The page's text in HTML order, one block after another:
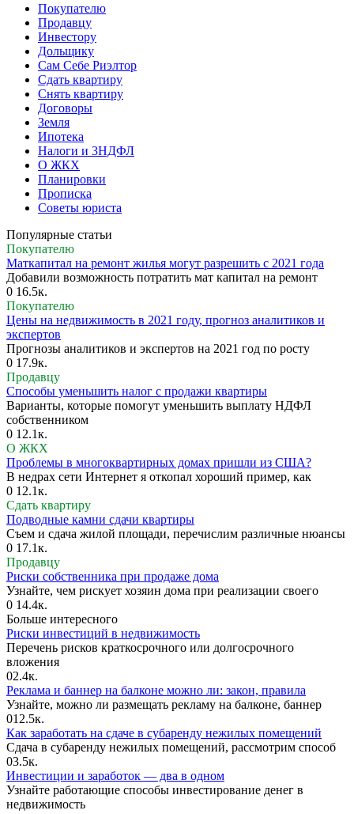
Покупателю
Продавцу
Инвестору
Дольщику
Сам Себе Риэлтор
Сдать квартиру
Снять квартиру
Договоры
Земля
Ипотека
Налоги и 3НДФЛ
О ЖКХ
Планировки
Прописка
Советы юриста
Популярные статьи
Покупателю
Маткапитал на ремонт жилья могут разрешить с 2021 года
Добавили возможность потратить мат капитал на ремонт
0 16.5к.
Покупателю
Цены на недвижимость в 2021 году, прогноз аналитиков и
экспертов
Прогнозы аналитиков и экспертов на 2021 год по росту
0 17.9к.
Продавцу
Способы уменьшить налог с продажи квартиры
Варианты, которые помогут уменьшить выплату НДФЛ
собственником
0 12.1к.
О ЖКХ
Проблемы в многоквартирных домах пришли из США?
В недрах сети Интернет я откопал хороший пример, как
0 12.1к.
Сдать квартиру
Подводные камни сдачи квартиры
Съем и сдача жилой площади, перечислим различные нюансы
0 17.1к.
Продавцу
Риски собственника при продаже дома
Узнайте, чем рискует хозяин дома при реализации своего
0 14.4к.
Больше интересного
Риски инвестиций в недвижимость
Перечень рисков краткосрочного или долгосрочного
вложения
02.4к.
Реклама и баннер на балконе можно ли: закон, правила
Узнайте, можно ли размещать рекламу на балконе, баннер
012.5к.
Как заработать на сдаче в субаренду нежилых помещений
Сдача в субаренду нежилых помещений, рассмотрим способ
03.5к.
Инвестиции и заработок — два в одном
Узнайте работающие способы инвестирование денег в
недвижимость